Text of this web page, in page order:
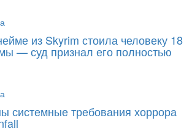
из Skyrim стоила человеку 18
— суд признал его полностью
системные требования хоррора